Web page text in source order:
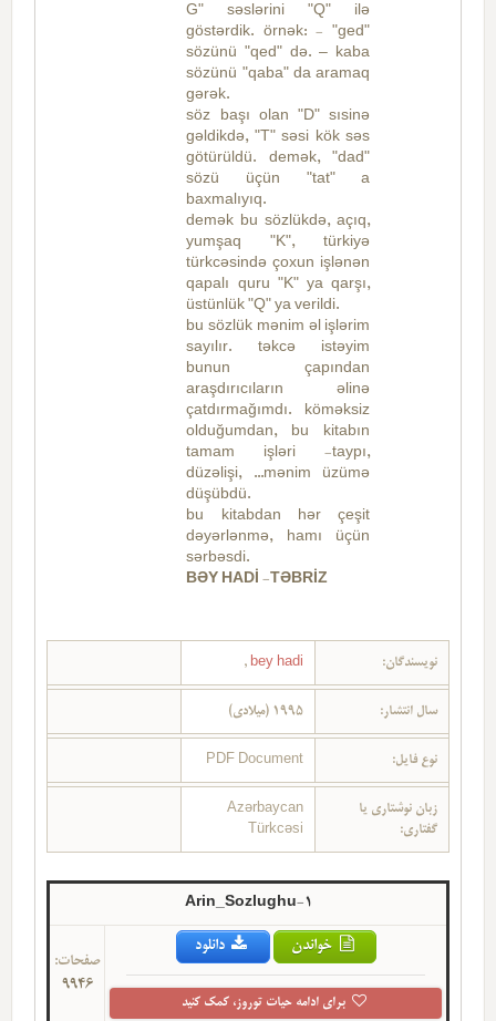
G" səslərini "Q" ilə
göstərdik. örnək: - "ged"
sözünü "qed" də. – kaba
sözünü "qaba" da aramaq
gərək.
söz başı olan "D" sısinə
gəldikdə, "T" səsi kök səs
götürüldü. demək, "dad"
sözü üçün "tat" a
baxmalıyıq.
demək bu sözlükdə, açıq,
yumşaq "K", türkiyə
türkcəsində çoxun işlənən
qapalı quru "K" ya qarşı,
üstünlük "Q" ya verildi.
bu sözlük mənim əl işlərim
sayılır. təkcə istəyim
bunun çapından
araşdırıcıların əlinə
çatdırmağımdı. köməksiz
olduğumdan, bu kitabın
tamam işləri -taypı,
düzəlişi, ...mənim üzümə
düşübdü.
bu kitabdan hər çeşit
dəyərlənmə, hamı üçün
sərbəsdi.
BƏY HADİ -TƏBRİZ
نویسندگان: bey hadi
,
سال انتشار: 1995 (میلادی)
نوع فایل: PDF Document
زبان نوشتاری یا
گفتاری:
Azərbaycan
Türkcəsi
1-Arin_Sozlughu
خواندن دانلود
برای ادامه حیات توروز، کمک کنید
صفحات:
9946